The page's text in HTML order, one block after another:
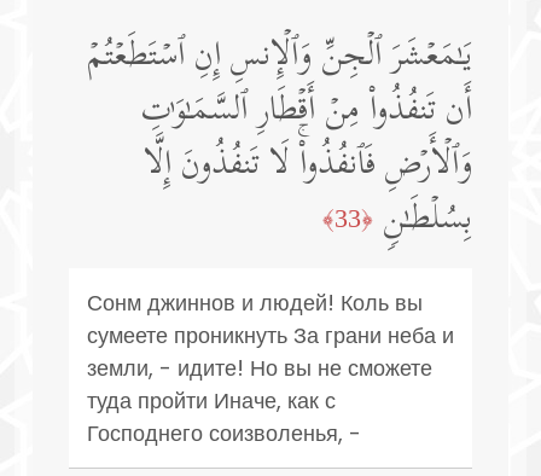
یَـٰمَعۡشَرَ ٱلۡجِنِّ وَٱلۡإِنسِ إِنِ ٱسۡتَطَعۡتُمۡ
أَن تَنفُذُوا۟ مِنۡ أَقۡطَارِ ٱلسَّمَـٰوَ ٰ⁠تِ
وَٱلۡأَرۡضِ فَٱنفُذُوا۟ۚ لَا تَنفُذُونَ إِلَّا
بِسُلۡطَـٰنࣲ ﴿33﴾
Сонм джиннов и людей! Коль вы
сумеете проникнуть За грани неба и
земли, - идите! Но вы не сможете
туда пройти Иначе, как с
Господнего соизволенья, -